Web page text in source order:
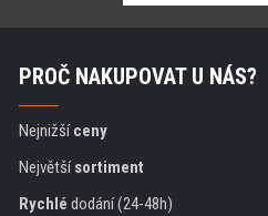
PROČ NAKUPOVAT U NÁS?
Nejnižšíceny
Největšísortiment
Rychlé dodání (24-48h)